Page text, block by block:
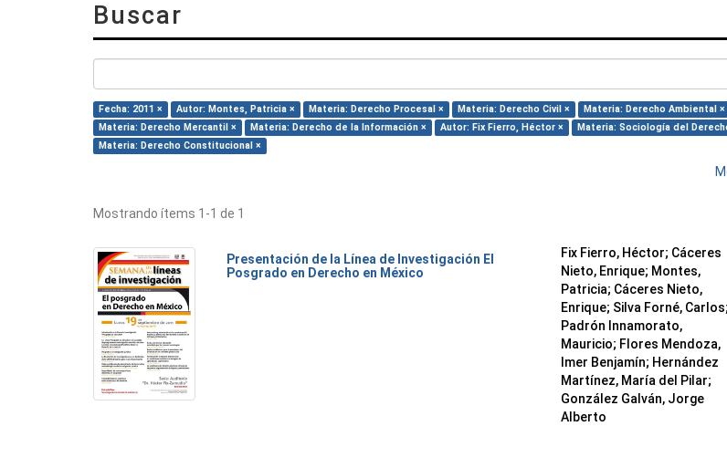
Buscar
Fecha: 2011 × Autor: Montes, Patricia × Materia: Derecho Procesal × Materia: Derecho Civil ×
Materia: Derecho Ambiental ×
Materia: Derecho Mercantil ×
Materia: Derecho de la Información × Autor: Fix Fierro, Héctor × Materia: Sociología del
Materia: Derecho Constitucional ×
Mostrando ítems 1-1 de 1
Presentación de la Línea de Investigación El
Posgrado en Derecho en México
Fix Fierro, Héctor; Cáceres
Nieto, Enrique; Montes,
Patricia; Cáceres Nieto,
Enrique; Silva Forné, Carlos;
Padrón Innamorato,
Mauricio; Flores Mendoza,
Imer Benjamín; Hernández
Martínez, María del Pilar;
González Galván, Jorge
Alberto